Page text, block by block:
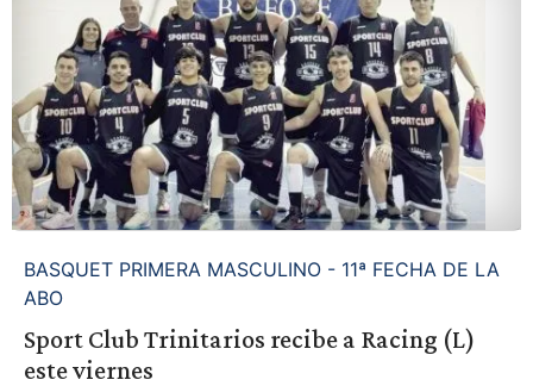
BASQUET PRIMERA MASCULINO - 11ª FECHA DE LA
ABO
Sport Club Trinitarios recibe a Racing (L)
este viernes